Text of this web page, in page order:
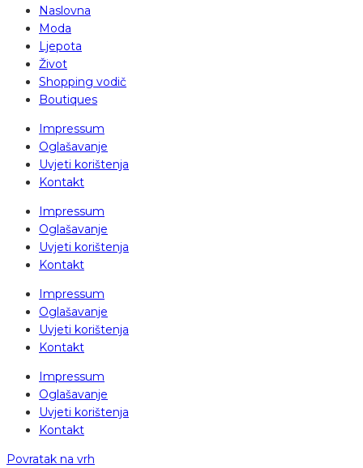
Naslovna
Moda
Ljepota
Život
Shopping vodič
Boutiques
Impressum
Oglašavanje
Uvjeti korištenja
Kontakt
Impressum
Oglašavanje
Uvjeti korištenja
Kontakt
Impressum
Oglašavanje
Uvjeti korištenja
Kontakt
Impressum
Oglašavanje
Uvjeti korištenja
Kontakt
Povratak na vrh